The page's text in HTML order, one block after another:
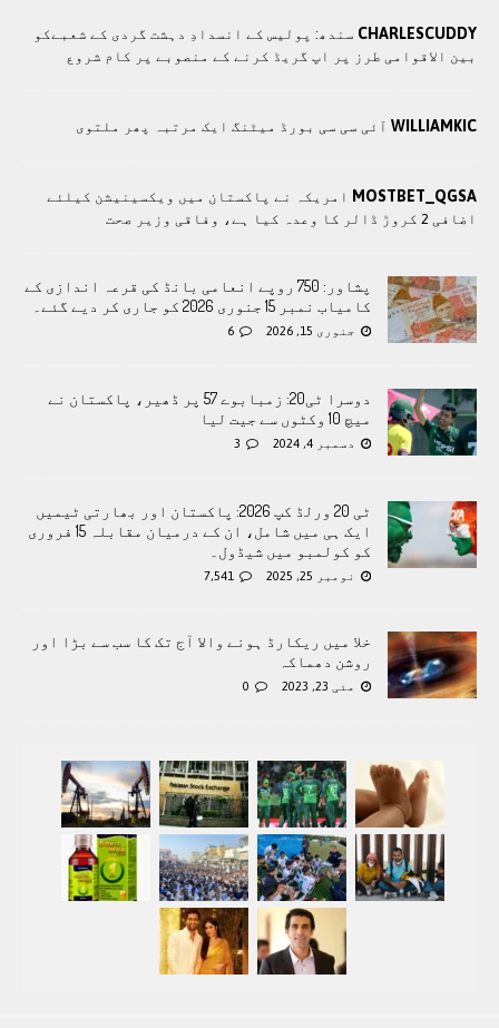
CHARLESCUDDY سندھ: پوليس کے انسدادِ دہشت گردی کے شعبےکو
بین الاقوامی طرز پر اپ گریڈ کرنے کے منصوبے پر کام شروع
WILLIAMKIC آئی سی سی بورڈ میٹنگ ایک مرتبہ پھر ملتوی
MOSTBET_QGSA امريکہ نے پاکستان میں ویکسینیشن کیلئے
اضافی 2 کروڑ ڈالر کا وعدہ کیا ہے، وفاقی وزیر صحت
پشاور: 750 روپے انعامی بانڈ کی قرعہ اندازی کے
کامیاب نمبر 15 جنوری 2026 کو جاری کر دیے گئے۔
جنوری 15, 2026 6
دوسرا ٹی20: زمبابوے 57 پر ڈھیر، پاکستان نے
میچ 10 وکٹوں سے جیت لیا
دسمبر 4, 2024 3
ٹی 20 ورلڈ کپ 2026: پاکستان اور بھارتی ٹیمیں
ایک ہی میں شامل، ان کے درمیان مقابلہ 15 فروری
کو کولمبو میں شیڈول۔
نومبر 25, 2025 7,541
خلا میں ریکارڈ ہونے والا آج تک کا سب سے بڑا اور
روشن دھماکہ
مئی 23, 2023 0